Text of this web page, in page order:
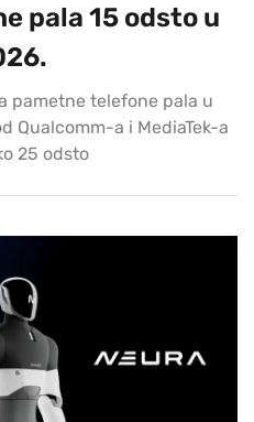
pala 15 odsto u
pametne telefone pala u
Qualcomm-a i MediaTek-a
25 odsto